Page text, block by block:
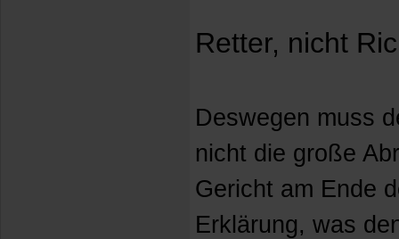
Retter, nicht
Deswegen muss
nicht die große
Gericht am Ende
Erklärung, was